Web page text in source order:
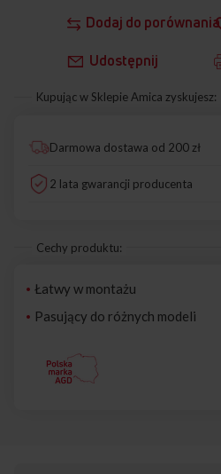
Dodaj do porównania
Udostępnij
Kupując w Sklepie Amica zyskujesz:
Darmowa dostawa od 200 zł
2 lata gwarancji producenta
Cechy produktu:
Łatwy w montażu
Pasujący do różnych modeli